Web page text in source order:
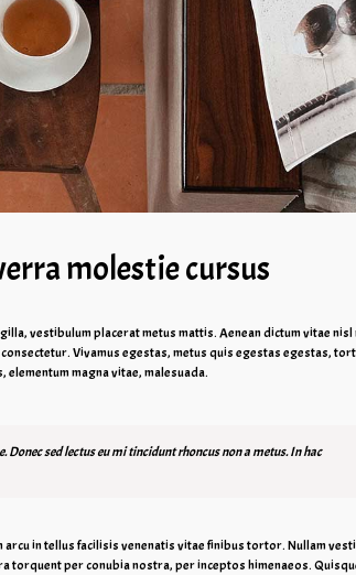
molestie cursus
vestibulum placerat metus mattis. Aenean dictum vitae nisl
Vivamus egestas, metus quis egestas egestas,
magna vitae, malesuada.
Donec sed lectus eu mi tincidunt rhoncus non a metus. In hac
in tellus facilisis venenatis vitae finibus tortor. Nullam
torquent per conubia nostra, per inceptos himenaeos.